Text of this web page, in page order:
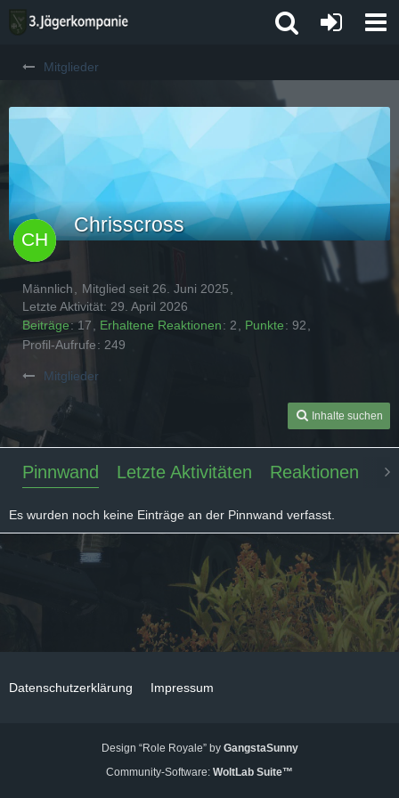
Mitglieder
Chrisscross
Männlich
Mitglied seit 26. Juni 2025
Letzte Aktivität: 29. April 2026
Beiträge 17 Erhaltene Reaktionen 2 Punkte
92
Profil-Aufrufe
249
Mitglieder
Inhalte suchen
Pinnwand Letzte Aktivitäten Reaktionen
Es wurden noch keine Einträge an der Pinnwand verfasst.
Datenschutzerklärung Impressum
Design “Role Royale” by GangstaSunny
Community-Software: WoltLab Suite™